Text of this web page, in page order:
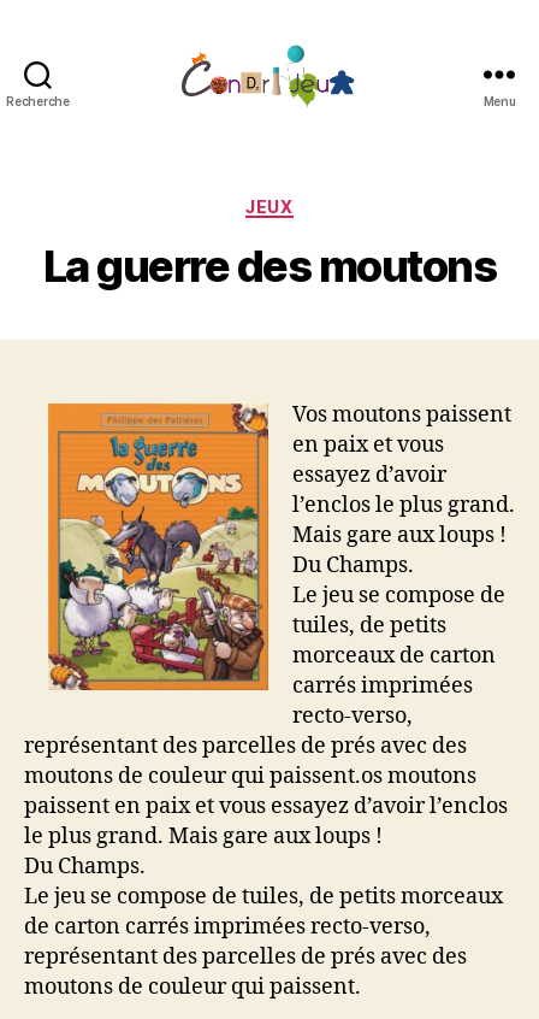
Recherche Menu
Catégories
JEUX
La guerre des moutons
Vos moutons paissent
en paix et vous
essayez d’avoir
l’enclos le plus grand.
Mais gare aux loups !
Du Champs.
Le jeu se compose de
tuiles, de petits
morceaux de carton
carrés imprimées
recto-verso,
représentant des parcelles de prés avec des
moutons de couleur qui paissent.os moutons
paissent en paix et vous essayez d’avoir l’enclos
le plus grand. Mais gare aux loups !
Du Champs.
Le jeu se compose de tuiles, de petits morceaux
de carton carrés imprimées recto-verso,
représentant des parcelles de prés avec des
moutons de couleur qui paissent.